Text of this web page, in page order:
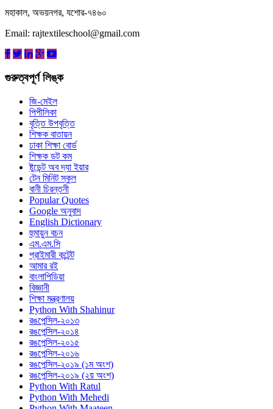
মহাকাল, অভয়নগর, যশোর-৭৪৬০
Email: rajtextileschool@gmail.com
গুরুত্বপূর্ণ লিঙ্ক
জি-মেইল
পিপীলিকা
বৃত্তি উপবৃত্তি
শিক্ষক বাতায়ন
ঢাকা শিক্ষা বোর্ড
শিক্ষক ডট কম
ষ্টুডেন্ট অব দ্যা ইয়ার
টেন মিনিট স্কুল
বানী চিরন্তনী
Popular Quotes
Google অনুবাদ
English Dictionary
হুমায়ুন বচন
এম.এম.সি
প্রাইমারী কন্টেন্ট
আমার রই
বাংলাপিডিয়া
বিজ্ঞানী
শিক্ষা মন্ত্রণালয়
Python With Shahinur
রঙপেন্সিল-২০১৩
রঙপেন্সিল-২০১৪
রঙপেন্সিল-২০১৫
রঙপেন্সিল-২০১৬
রঙপেন্সিল-২০১৯ (১ম অংশ)
রঙপেন্সিল-২০১৯ (২য় অংশ)
Python With Ratul
Python With Mehedi